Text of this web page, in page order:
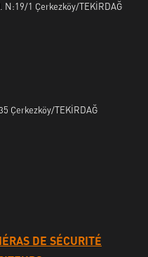
N:19/1 Çerkezköy/TEKİRDAĞ
Çerkezköy/TEKİRDAĞ
DE SÉCURITÉ